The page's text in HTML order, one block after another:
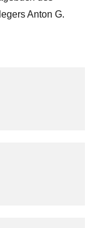
Anton G.